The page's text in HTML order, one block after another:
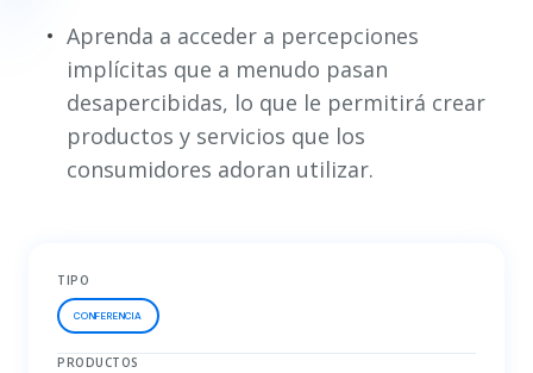
Aprenda a acceder a percepciones
implícitas que a menudo pasan
desapercibidas, lo que le permitirá crear
productos y servicios que los
consumidores adoran utilizar.
TIPO
CONFERENCIA
PRODUCTOS